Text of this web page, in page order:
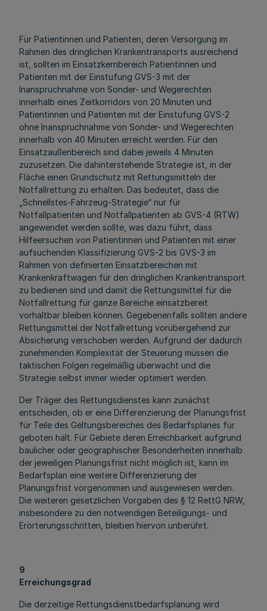
Für Patientinnen und Patienten, deren Versorgung im
Rahmen des dringlichen Krankentransports ausreichend
ist, sollten im Einsatzkernbereich Patientinnen und
Patienten mit der Einstufung GVS-3 mit der
Inanspruchnahme von Sonder- und Wegerechten
innerhalb eines Zeitkorridors von 20 Minuten und
Patientinnen und Patienten mit der Einstufung GVS-2
ohne Inanspruchnahme von Sonder- und Wegerechten
innerhalb von 40 Minuten erreicht werden. Für den
Einsatzaußenbereich sind dabei jeweils 4 Minuten
zuzusetzen. Die dahinterstehende Strategie ist, in der
Fläche einen Grundschutz mit Rettungsmitteln der
Notfallrettung zu erhalten. Das bedeutet, dass die
„Schnellstes-Fahrzeug-Strategie“ nur für
Notfallpatienten und Notfallpatienten ab GVS-4 (RTW)
angewendet werden sollte, was dazu führt, dass
Hilfeersuchen von Patientinnen und Patienten mit einer
aufsuchenden Klassifizierung GVS-2 bis GVS-3 im
Rahmen von definierten Einsatzbereichen mit
Krankenkraftwagen für den dringlichen Krankentransport
zu bedienen sind und damit die Rettungsmittel für die
Notfallrettung für ganze Bereiche einsatzbereit
vorhaltbar bleiben können. Gegebenenfalls sollten andere
Rettungsmittel der Notfallrettung vorübergehend zur
Absicherung verschoben werden. Aufgrund der dadurch
zunehmenden Komplexität der Steuerung müssen die
taktischen Folgen regelmäßig überwacht und die
Strategie selbst immer wieder optimiert werden.
Der Träger des Rettungsdienstes kann zunächst
entscheiden, ob er eine Differenzierung der Planungsfrist
für Teile des Geltungsbereiches des Bedarfsplanes für
geboten hält. Für Gebiete deren Erreichbarkeit aufgrund
baulicher oder geographischer Besonderheiten innerhalb
der jeweiligen Planungsfrist nicht möglich ist, kann im
Bedarfsplan eine weitere Differenzierung der
Planungsfrist vorgenommen und ausgewiesen werden.
Die weiteren gesetzlichen Vorgaben des § 12 RettG NRW,
insbesondere zu den notwendigen Beteiligungs- und
Erörterungsschritten, bleiben hiervon unberührt.
9
Erreichungsgrad
Die derzeitige Rettungsdienstbedarfsplanung wird